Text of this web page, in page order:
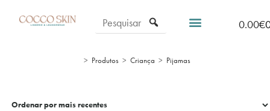
0.00€
> Produtos > Criança > Pijamas